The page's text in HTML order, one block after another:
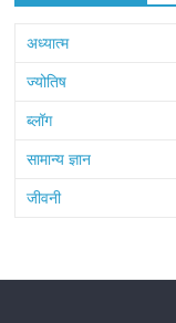
अध्यात्म
ज्योतिष
ब्लॉग
सामान्य ज्ञान
जीवनी